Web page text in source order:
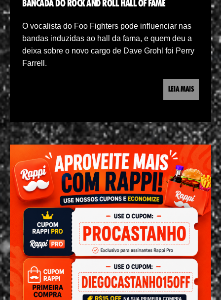
BANCADA DO ROCK AND ROLL HALL OF FAME
O vocalista do Foo Fighters pode influenciar nas
bandas induzidas ao hall da fama, e quem deu a
deixa sobre o novo cargo de Dave Grohl foi Perry
Farrell.
LEIA MAIS